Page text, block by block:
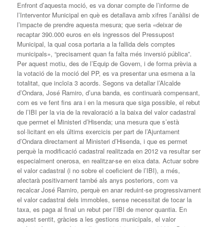
Enfront d’aquesta moció, es va donar compte de l’informe de
l’Interventor Municipal en què es detallava amb xifres l’anàlisi de
l’impacte de prendre aquesta mesura; que seria «deixar de
recaptar 390.000 euros en els ingressos del Pressupost
Municipal, la qual cosa portaria a la fallida dels comptes
municipals», “precisament quan fa falta més inversió pública”.
Per aquest motiu, des de l’Equip de Govern, i de forma prèvia a
la votació de la moció del PP, es va presentar una esmena a la
totalitat, que incloïa 3 acords. Segons va detallar l’Alcalde
d’Ondara, José Ramiro, d’una banda, es continuarà compensant,
com es ve fent fins ara i en la mesura que siga possible, el rebut
de l’IBI per la via de la revaloració a la baixa del valor cadastral
que permet el Ministeri d’Hisenda; una mesura que s’està
sol·licitant en els últims exercicis per part de l’Ajuntament
d’Ondara directament al Ministeri d’Hisenda, i que es permet
perquè la modificació cadastral realitzada en 2012 va resultar ser
especialment onerosa, en realitzar-se en eixa data. Actuar sobre
el valor cadastral (i no sobre el coeficient de l’IBI), a més,
afectarà positivament també als anys posteriors, com va
recalcar José Ramiro, perquè en anar reduint-se progressivament
el valor cadastral dels immobles, sense necessitat de tocar la
taxa, es paga al final un rebut per l’IBI de menor quantia. En
aquest sentit, gràcies a les gestions municipals, el valor